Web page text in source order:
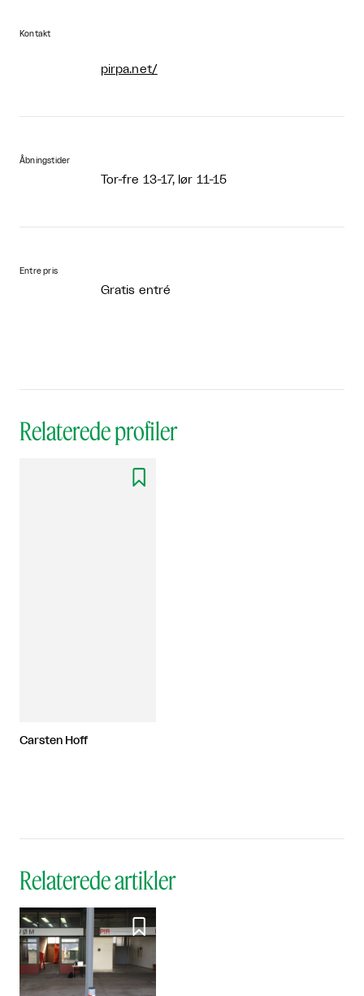
Kontakt
pirpa.net/
Åbningstider
Tor-fre 13-17, lør 11-15
Entre pris
Gratis entré
Relaterede profiler

Carsten Hoff
Relaterede artikler
